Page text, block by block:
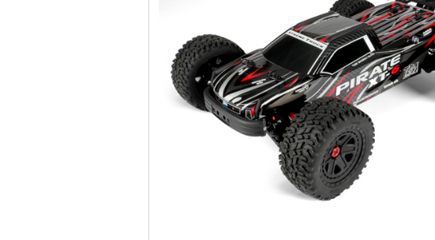
Accessoire thermique
Accessoire divers
Voiture
Remorque
Coffret
Voie
Digital